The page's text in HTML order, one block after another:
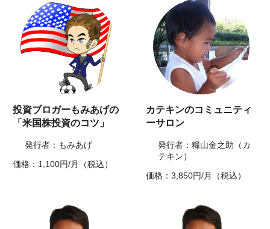
投資ブロガーもみあげの
「米国株投資のコツ」
発行者：もみあげ
価格：1,100円/月（税込）
カテキンのコミュニティ
ーサロン
発行者：糧山金之助（カ
テキン）
価格：3,850円/月（税込）